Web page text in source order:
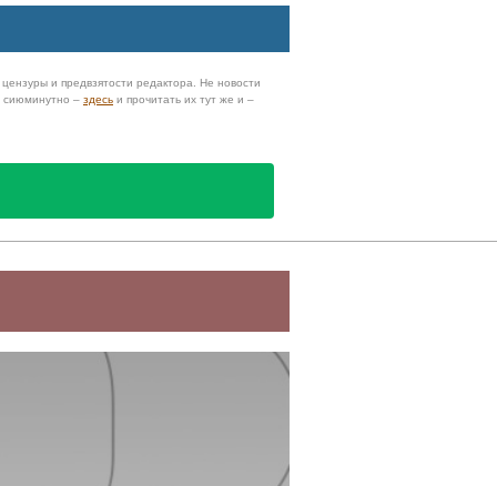
и предвзятости редактора. Не новости
сиюминутно – здесь и прочитать их тут же и –